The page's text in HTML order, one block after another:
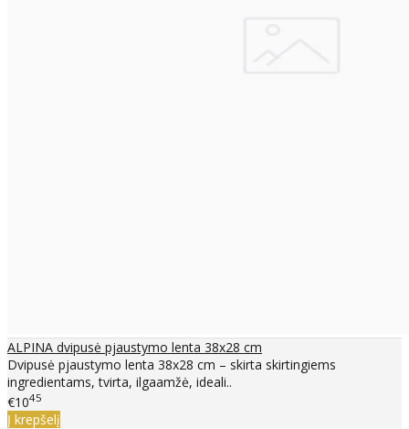
ALPINA dvipusė pjaustymo lenta 38x28 cm
Dvipusė pjaustymo lenta 38x28 cm – skirta skirtingiems
ingredientams, tvirta, ilgaamžė, ideali..
€1045
Į krepšelį